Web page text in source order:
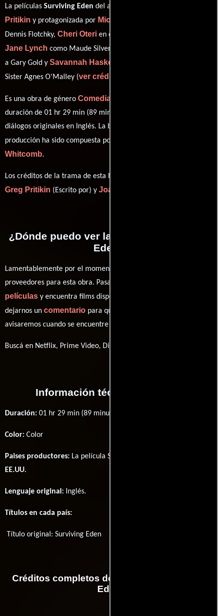
La películas Surviving Eden del año 2006, está dirigida por
Pritikin y protagonizada por Michael Panes
Dennis Flotchky, Cheri Oteri en el papel de Maria Villanova,
Jane Lynch como Maude Silver,
a Gary Gold y Savannah Haske
Sister Agnes O'Malley (ver créditos completos
Es una obra de género Comedia
duración de 01 hr 29 min (89 minutos), esta película tiene
diálogos originales en Inglés. La banda sonora para esta
producción ha sido compuesta por
Whitcomb.
Los créditos de la trama de esta historia están divididos entre
Greg Pritikin (Escrito por) y Joanne Storkan
¿Dónde puedo ver la películas Surviving
Eden?
Lamentablemente por el momento no contamos con enlaces a
proveedores para esta obra. Pasa por nuestro catálogo de
películas y encuentra films disponibles. También puedes
dejarnos un comentario para que le demos prioridad y te
avisaremos cuando se encuentre disponible
Buscá en Netflix, Prime Video, Disney+
Información técnica y general
Duración: 01 hr 29 min (89 minutos) .
Color: Color
Paises productores: La película Surviving Eden fué producida en
EE.UU.
Lenguaje original: Inglés.
Títulos en cada país:
Título original:Surviving Eden
Créditos completos de la película Surviving
Eden